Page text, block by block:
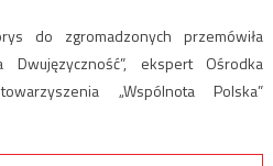
do zgromadzonych przemówiła
Dwujęzyczność”, ekspert Ośrodka
„Wspólnota Polska”